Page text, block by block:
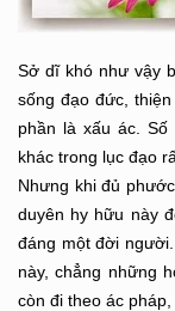
Sở dĩ khó như vậy
sống đạo đức,
phần là xấu ác.
khác trong lục đạo
Nhưng khi đủ
duyên hy hữu này
đáng một đời
này, chẳng những
còn đi theo ác